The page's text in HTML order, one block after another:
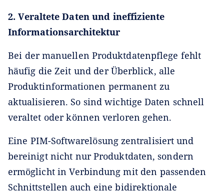
2. Veraltete Daten und ineffiziente
Informationsarchitektur
Bei der manuellen Produktdatenpflege fehlt
häufig die Zeit und der Überblick, alle
Produktinformationen permanent zu
aktualisieren. So sind wichtige Daten schnell
veraltet oder können verloren gehen.
Eine PIM-Softwarelösung zentralisiert und
bereinigt nicht nur Produktdaten, sondern
ermöglicht in Verbindung mit den passenden
Schnittstellen auch eine bidirektionale